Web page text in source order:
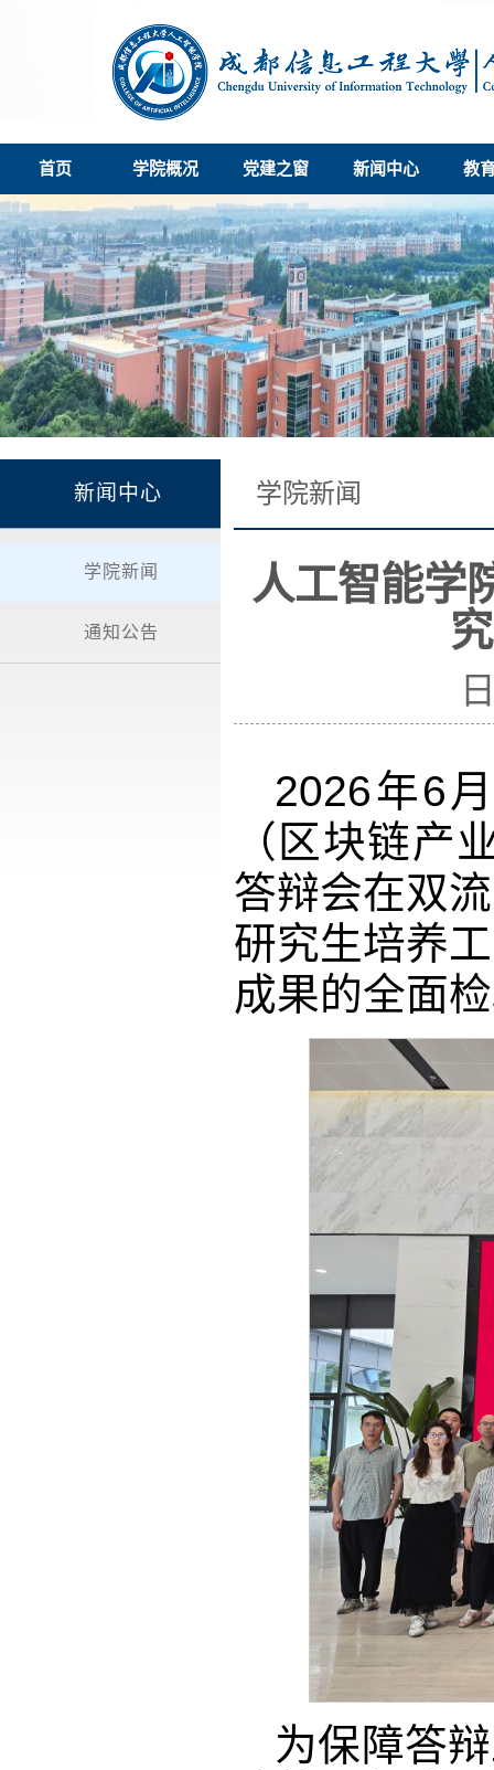
首页 学院概况 党建之窗 新闻中心 教
新闻中心
学院新闻
通知公告
学院新闻
人工智能学
2026年6
（区块链产
答辩会在双
研究生培养
成果的全面
为保障答